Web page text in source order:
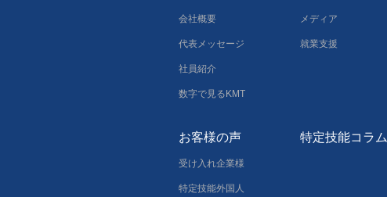
会社概要
代表メッセージ
社員紹介
数字で見るKMT
メディア
就業支援
お客様の声
受け入れ企業様
特定技能外国人
特定技能コラム